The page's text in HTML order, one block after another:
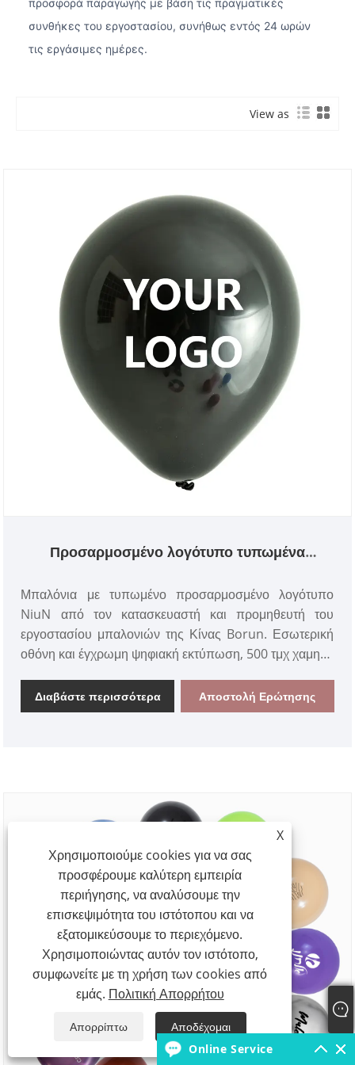
προσφορά παραγωγής με βάση τις πραγματικές
συνθήκες του εργοστασίου, συνήθως εντός 24 ωρών
τις εργάσιμες ημέρες.
View as
Προσαρμοσμένο λογότυπο τυπωμένα
Μπαλόνια με τυπωμένο προσαρμοσμένο λογότυπο
NiuN από τον κατασκευαστή και προμηθευτή του
εργοστασίου μπαλονιών της Κίνας Borun. Εσωτερική
οθόνη και έγχρωμη ψηφιακή εκτύπωση, 500 τμχ χαμηλό
Pantone, εμπειρία OEM 12+ ετών, πλήρεις
πιστοποιήσεις ασφάλειας, απόκριση προσφοράς 12
Διαβάστε περισσότερα Αποστολή Ερώτησης
X
Χρησιμοποιούμε cookies για να σας
προσφέρουμε καλύτερη εμπειρία
περιήγησης, να αναλύσουμε την
επισκεψιμότητα του ιστότοπου και να
εξατομικεύσουμε το περιεχόμενο.
Χρησιμοποιώντας αυτόν τον ιστότοπο,
συμφωνείτε με τη χρήση των cookies από
εμάς. Πολιτική Απορρήτου
Απορρίπτω
Αποδέχομαι
Online Service